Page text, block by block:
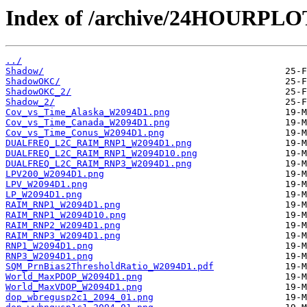
Index of /archive/
../
Shadow/
ShadowOKC/
ShadowOKC_2/
Shadow_2/
Cov_vs_Time_Alaska_W2094D1.png
Cov_vs_Time_Canada_W2094D1.png
Cov_vs_Time_Conus_W2094D1.png
DUALFREQ_L2C_RAIM_RNP1_W2094D1.png
DUALFREQ_L2C_RAIM_RNP1_W2094D10.png
DUALFREQ_L2C_RAIM_RNP3_W2094D1.png
LPV200_W2094D1.png
LPV_W2094D1.png
LP_W2094D1.png
RAIM_RNP1_W2094D1.png
RAIM_RNP1_W2094D10.png
RAIM_RNP2_W2094D1.png
RAIM_RNP3_W2094D1.png
RNP1_W2094D1.png
RNP3_W2094D1.png
SQM_PrnBias2ThresholdRatio_W2094D1.pdf
World_MaxPDOP_W2094D1.png
World_MaxVDOP_W2094D1.png
dop_wbregusp2c1_2094_01.png